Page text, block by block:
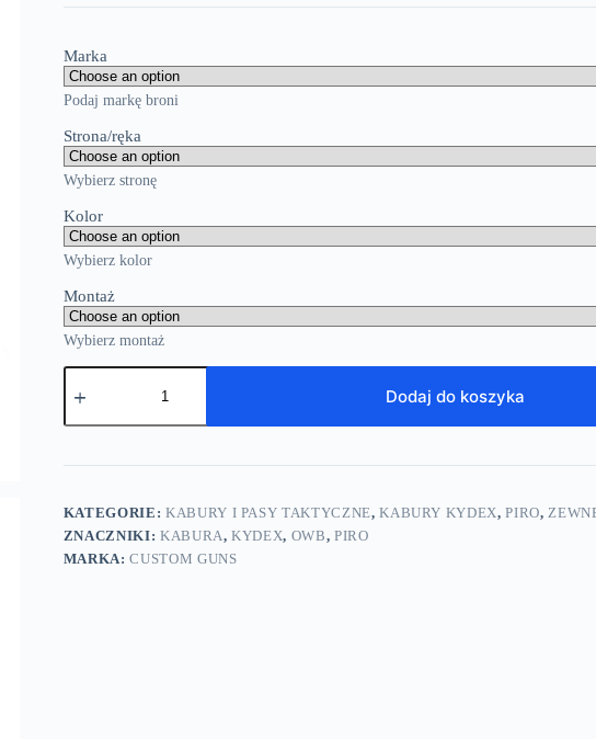
Marka
Podaj markę broni
Strona/ręka
Wybierz stronę
Kolor
Wybierz kolor
Montaż
Wybierz montaż
Dodaj do koszyka
KATEGORIE: KABURY I PASY TAKTYCZNE,KABURY KYDEX,PIRO,
ZNACZNIKI: KABURA,KYDEX, OWB, PIRO
MARKA:CUSTOM GUNS